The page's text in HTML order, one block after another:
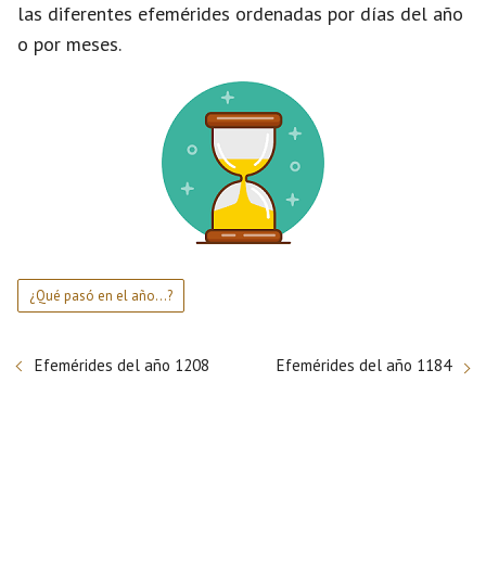
las diferentes efemérides ordenadas por días del año
o por meses.
¿Qué pasó en el año...?
Efemérides del año 1208 Efemérides del año 1184